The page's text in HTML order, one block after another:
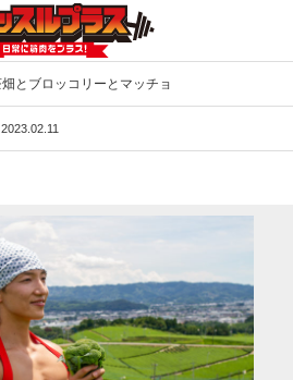
とブロッコリーとマッチョ
2023.02.11